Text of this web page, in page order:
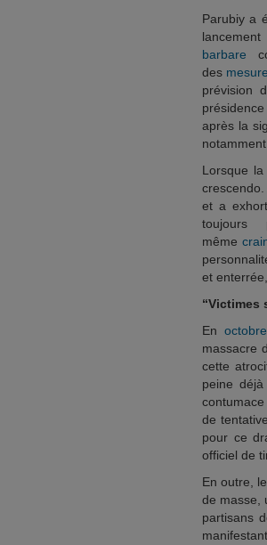
Parubiy a
barbare
des
prévision
après la
Lorsque
et a
toujours
même
et
“Victimes
En
massacre
cette
peine
de
pour ce
officiel de
En outre,
de masse,
partisans